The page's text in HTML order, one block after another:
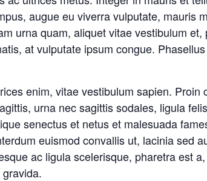
augue eu viverra vulputate, mauris
urna quam, aliquet vitae vestibulum et,
at vulputate ipsum congue.
enim, vitae vestibulum sapien. Proin
urna nec sagittis sodales, ligula
senectus et netus et malesuada
euismod convallis ut, lacinia sed
ac ligula scelerisque, pharetra est